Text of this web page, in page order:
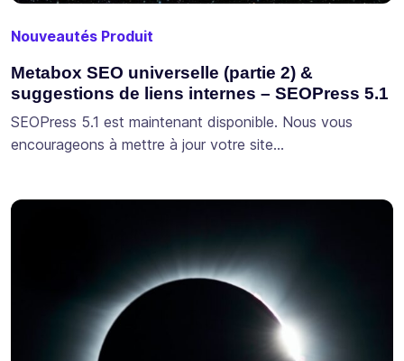
Nouveautés Produit
Metabox SEO universelle (partie 2) &
suggestions de liens internes – SEOPress 5.1
SEOPress 5.1 est maintenant disponible. Nous vous
encourageons à mettre à jour votre site…